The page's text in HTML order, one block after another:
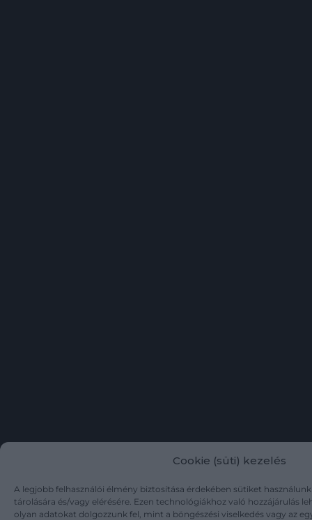
Cookie (süti) kezelés
A legjobb felhasználói élmény biztosítása érdekében sütiket
tárolására és/vagy elérésére. Ezen technológiákhoz való hozzájárulás
olyan adatokat dolgozzunk fel, mint a böngészési viselkedés vagy az